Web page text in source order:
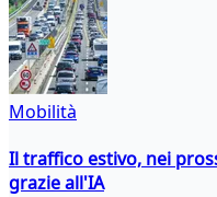
Mobilità
Il traffico estivo, nei
grazie all'IA